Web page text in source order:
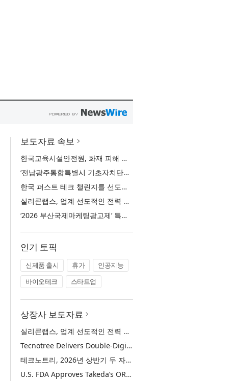
보도자료 속보
한국교육시설안전원, 화재 피해 교육시설 긴급 복구 지원 ‘현장 안전점검부터 가지급금 지원까지… 교육활동 정상화 총력’
‘전남광주통합특별시 기초자치단체 재정·권한 균형 방안 토론회’ 개최… 전남광주통합특별시 성공적 출범 위한 재정·권한 균형 방안 모색
한국 퍼스트 테크 챌린지를 선도하는 KLA Foundation 6기 장학팀 출범
실리콘랩스, 업계 선도적인 전력 효율·보안·통합성을 갖춘 초저전력 블루투스 LE SoC ‘BG2B’ 공개
‘2026 부산국제마케팅광고제’ 특별상 수상자 발표
인기 토픽
신제품 출시 휴가
인공지능
바이오테크
스타트업
상장사 보도자료
실리콘랩스, 업계 선도적인 전력 효율·보안·통합성을 갖춘 초저전력 블루투스 LE SoC ‘BG2B’ 공개
Tecnotree Delivers Double-Digit Profit Growth and Accelerated Deployment Momentum in H1 2026
테크노트리, 2026년 상반기 두 자릿수 이익 성장 및 글로벌 구축 가속화
U.S. FDA Approves Takeda’s ORZEYFUL™ (oveporexton), the First and Only Medicine to Treat the Underlying Cause of Narcolepsy Type 1